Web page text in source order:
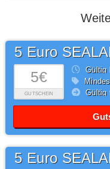
5€
GUTSCHEIN
5 Euro
Gültig
Gültig
5 Euro